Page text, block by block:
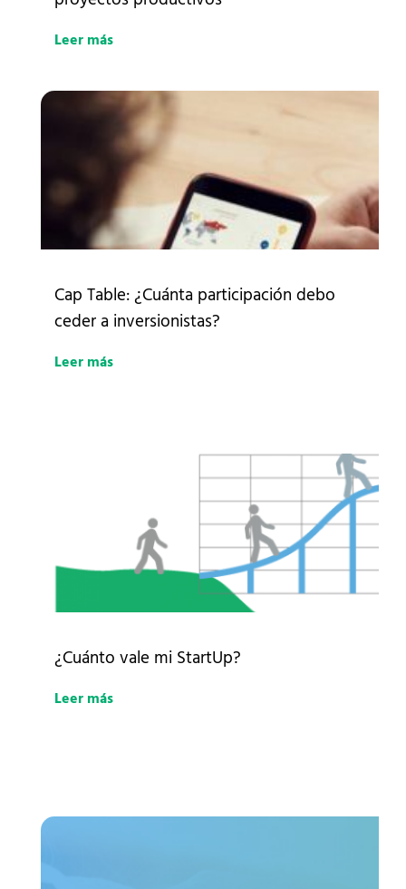
Leer más
Cap Table: ¿Cuánta participación debo
ceder a inversionistas?
Leer más
¿Cuánto vale mi StartUp?
Leer más